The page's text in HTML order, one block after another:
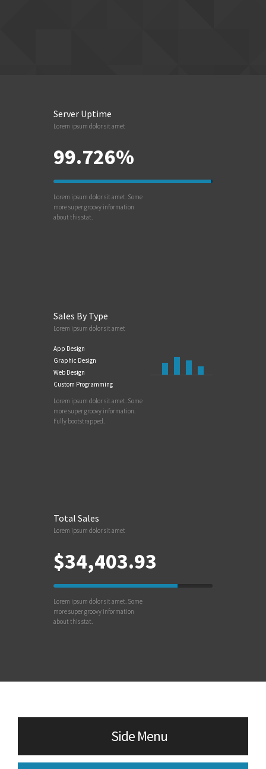
Server Uptime
Lorem ipsum dolor sit amet
99.726%
Lorem ipsum dolor sit amet. Some
more super groovy information
about this stat.
Sales By Type
Lorem ipsum dolor sit amet
App Design
Graphic Design
Web Design
Custom Programming
Lorem ipsum dolor sit amet. Some
more super groovy information.
Fully bootstrapped.
Total Sales
Lorem ipsum dolor sit amet
$34,403.93
Lorem ipsum dolor sit amet. Some
more super groovy information
about this stat.
Side Menu